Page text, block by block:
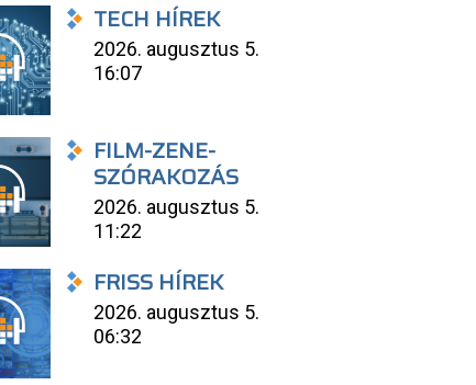
TECH HÍREK
2026. augusztus 5.
16:07
FILM-ZENE-
SZÓRAKOZÁS
2026. augusztus 5.
11:22
FRISS HÍREK
2026. augusztus 5.
06:32